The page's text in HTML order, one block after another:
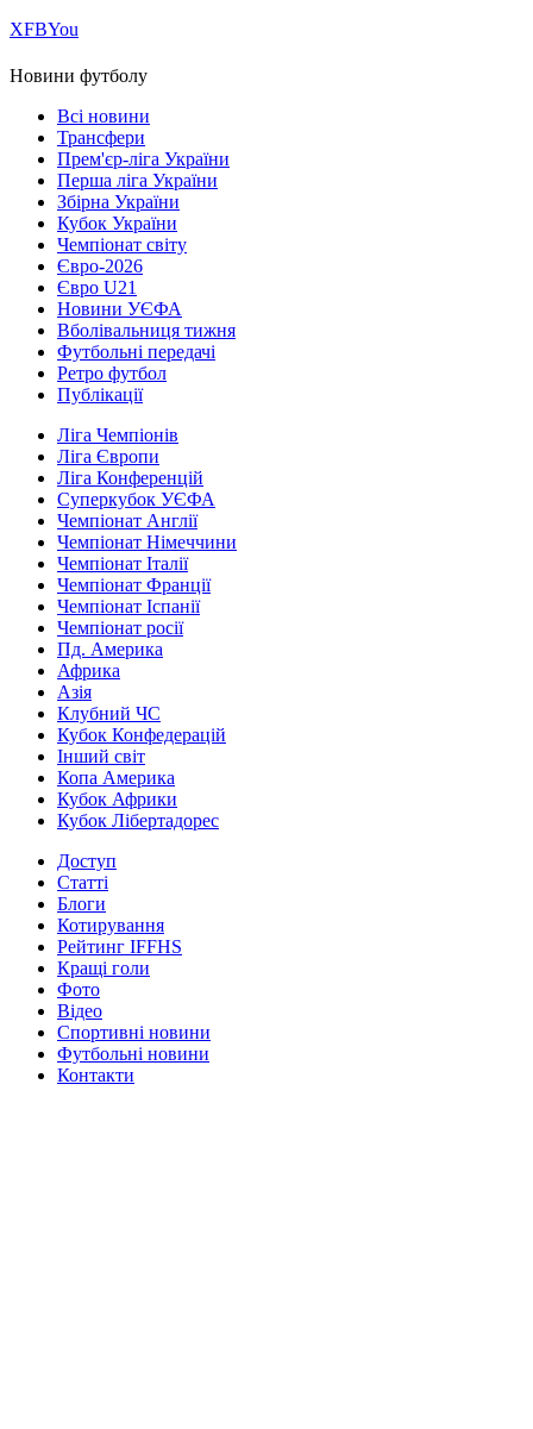
ХFBYou
Новини футболу
Всі новини
Трансфери
Прем'єр-ліга України
Перша ліга України
Збірна України
Кубок України
Чемпіонат світу
Євро-2026
Євро U21
Новини УЄФА
Вболівальниця тижня
Футбольні передачі
Ретро футбол
Публікації
Ліга Чемпіонів
Ліга Європи
Ліга Конференцій
Суперкубок УЄФА
Чемпіонат Англії
Чемпіонат Німеччини
Чемпіонат Італії
Чемпіонат Франції
Чемпіонат Іспанії
Чемпіонат росії
Пд. Америка
Африка
Азія
Клубний ЧС
Кубок Конфедерацій
Інший світ
Копа Америка
Кубок Африки
Кубок Лібертадорес
Доступ
Статті
Блоги
Котирування
Рейтинг IFFHS
Кращі голи
Фото
Відео
Спортивні новини
Футбольні новини
Контакти